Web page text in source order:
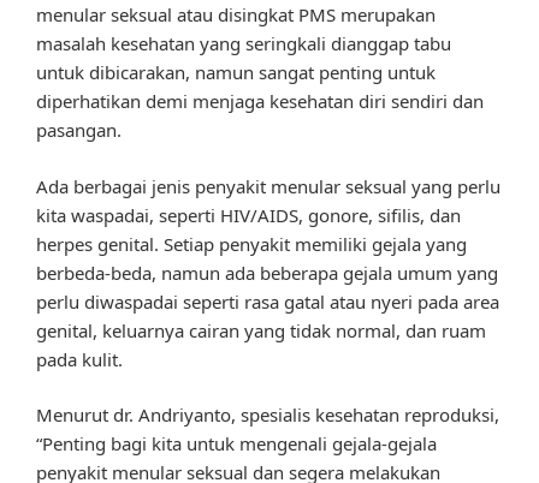
menular seksual atau disingkat PMS merupakan
masalah kesehatan yang seringkali dianggap tabu
untuk dibicarakan, namun sangat penting untuk
diperhatikan demi menjaga kesehatan diri sendiri dan
pasangan.
Ada berbagai jenis penyakit menular seksual yang perlu
kita waspadai, seperti HIV/AIDS, gonore, sifilis, dan
herpes genital. Setiap penyakit memiliki gejala yang
berbeda-beda, namun ada beberapa gejala umum yang
perlu diwaspadai seperti rasa gatal atau nyeri pada area
genital, keluarnya cairan yang tidak normal, dan ruam
pada kulit.
Menurut dr. Andriyanto, spesialis kesehatan reproduksi,
“Penting bagi kita untuk mengenali gejala-gejala
penyakit menular seksual dan segera melakukan